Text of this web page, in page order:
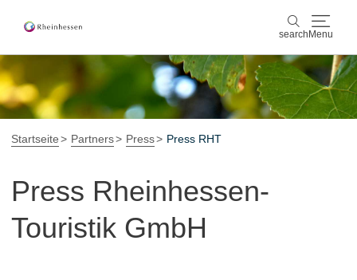
search Menu
search
wine & culinary
sports & nature
events
Startseite Partners Press Press RHT
Press Rheinhessen-
Touristik GmbH